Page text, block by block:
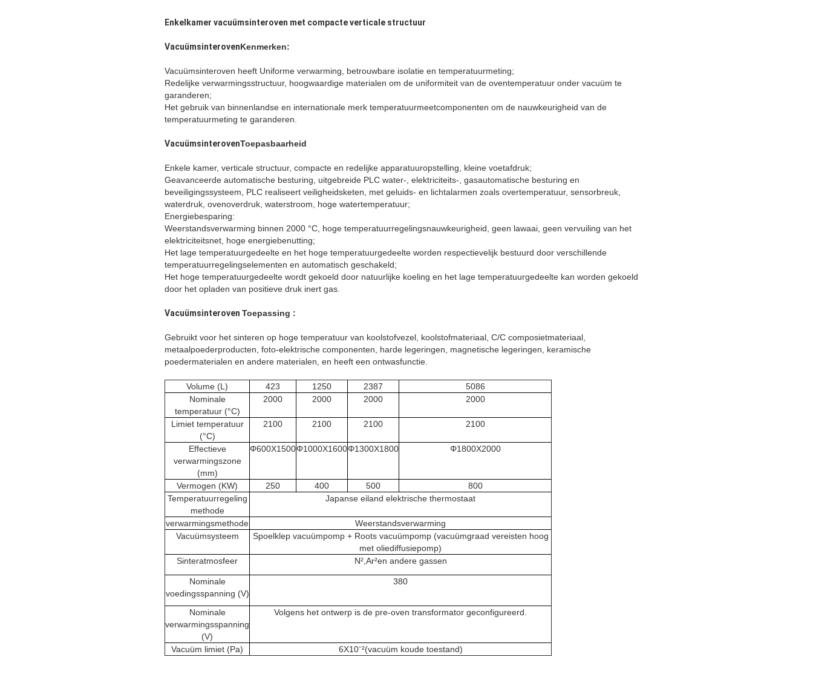
Enkelkamer vacuümsinteroven met compacte verticale structuur​
VacuümsinterovenKenmerken:
Vacuümsinteroven heeft Uniforme verwarming, betrouwbare isolatie en temperatuurmeting;
Redelijke verwarmingsstructuur, hoogwaardige materialen om de uniformiteit van de oventemperatuur onder vacuüm te
garanderen;
Het gebruik van binnenlandse en internationale merk temperatuurmeetcomponenten om de nauwkeurigheid van de
temperatuurmeting te garanderen.
VacuümsinterovenToepasbaarheid
Enkele kamer, verticale structuur, compacte en redelijke apparatuuropstelling, kleine voetafdruk;
Geavanceerde automatische besturing, uitgebreide PLC water-, elektriciteits-, gasautomatische besturing en
beveiligingssysteem, PLC realiseert veiligheidsketen, met geluids- en lichtalarmen zoals overtemperatuur, sensorbreuk,
waterdruk, ovenoverdruk, waterstroom, hoge watertemperatuur;
Energiebesparing:
Weerstandsverwarming binnen 2000 °C, hoge temperatuurregelingsnauwkeurigheid, geen lawaai, geen vervuiling van het
elektriciteitsnet, hoge energiebenutting;
Het lage temperatuurgedeelte en het hoge temperatuurgedeelte worden respectievelijk bestuurd door verschillende
temperatuurregelingselementen en automatisch geschakeld;
Het hoge temperatuurgedeelte wordt gekoeld door natuurlijke koeling en het lage temperatuurgedeelte kan worden gekoeld
door het opladen van positieve druk inert gas.
Vacuümsinteroven Toepassing :
Gebruikt voor het sinteren op hoge temperatuur van koolstofvezel, koolstofmateriaal, C/C composietmateriaal,
metaalpoederproducten, foto-elektrische componenten, harde legeringen, magnetische legeringen, keramische
poedermaterialen en andere materialen, en heeft een ontwasfunctie.
Volume (L) 423 1250 2387
5086
Nominale
temperatuur (°C)
2000 2000 2000 2000
Limiet temperatuur
(°C)
2100 2100 2100 2100
Effectieve
verwarmingszone
(mm)
Φ600X1500Φ1000X1600Φ1300X1800 Φ1800X2000
Vermogen (KW) 250 400 500
800
Temperatuurregeling
methode
Japanse eiland elektrische thermostaat
verwarmingsmethode
Weerstandsverwarming
Vacuümsysteem
Spoelklep vacuümpomp + Roots vacuümpomp (vacuümgraad vereisten hoog
met oliediffusiepomp)
Sinteratmosfeer
N²,Ar²en andere gassen
Nominale
voedingsspanning (V)
380
Nominale
verwarmingsspanning
(V)
Volgens het ontwerp is de pre-oven transformator geconfigureerd.
Vacuüm limiet (Pa) 6X10ˉ²(vacuüm koude toestand)